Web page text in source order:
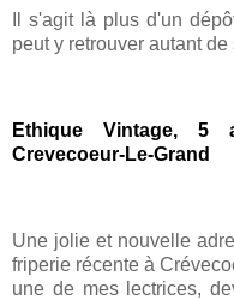
Il s'agit là plus d'un
peut y retrouver autant
Ethique Vintage, 5
Crevecoeur-Le-Grand
Une jolie et nouvelle
friperie récente à
une de mes lectrices,